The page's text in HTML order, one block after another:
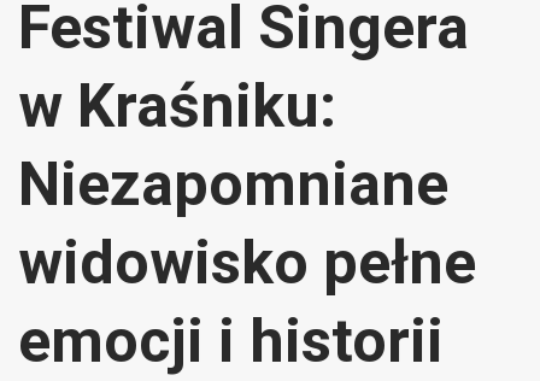
Festiwal Singera
w Kraśniku:
Niezapomniane
widowisko pełne
emocji i historii